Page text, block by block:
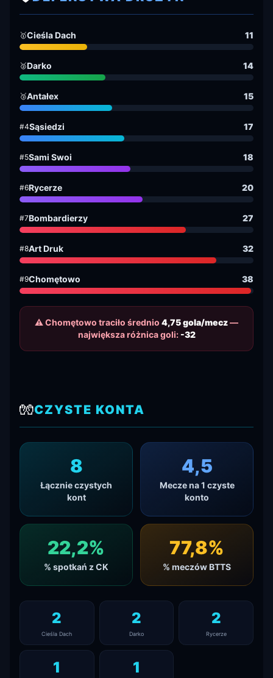
🥇Cieśla Dach 11
🥈Darko 14
🥉Antałex 15
#4Sąsiedzi 17
#5Sami Swoi 18
#6Rycerze 20
#7Bombardierzy 27
#8Art Druk 32
#9Chomętowo 38
⚠️ Chomętowo traciło średnio 4,75 gola/mecz—
największa różnica goli: -32
🧤CZYSTE KONTA
8
Łącznie czystych
kont
4,5
Mecze na 1 czyste
konto
22,2%
% spotkań z CK
77,8%
% meczów BTTS
2
Cieśla Dach
2
Darko
2
Rycerze
1 1